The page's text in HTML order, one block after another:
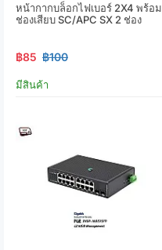
หน้ากากบล็อกไฟเบอร์ 2X4 พร้อม
ช่องเสียบ SC/APC SX 2 ช่อง
฿85 ฿100
มีสินค้า